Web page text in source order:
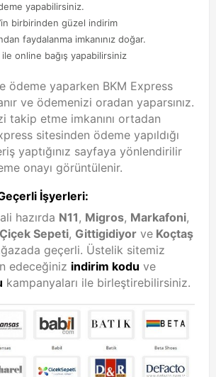
yapabilirsiniz.
birbirinden güzel indirim
faydalanma imkanınız doğar.
online bağış yapabilirsiniz
ödeme yaparken BKM Express
ve ödemenizi oradan yaparsınız.
takip etme imkanını ortadan
sitesinden ödeme yapıldığı
yaptığınız sayfaya yönlendirilir
onayı görüntülenir.
İşyerleri:
hazırda N11 , Migros, Markafoni,
Çiçek Sepeti, Gittigidiyor ve Koçtaş
geçerli. Üstelik sitemiz
edeceğiniz indirim kodu ve
kampanyaları ile birleştirebilirsiniz.